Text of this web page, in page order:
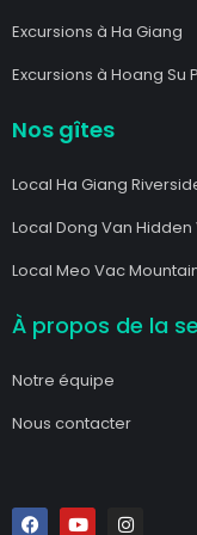
Excursions à Ha Giang
Excursions à Hoang Su
Nos gîtes
Local Ha Giang
Local Dong Van
Local Meo Vac
À propos de la
Notre équipe
Nous contacter
F Y I